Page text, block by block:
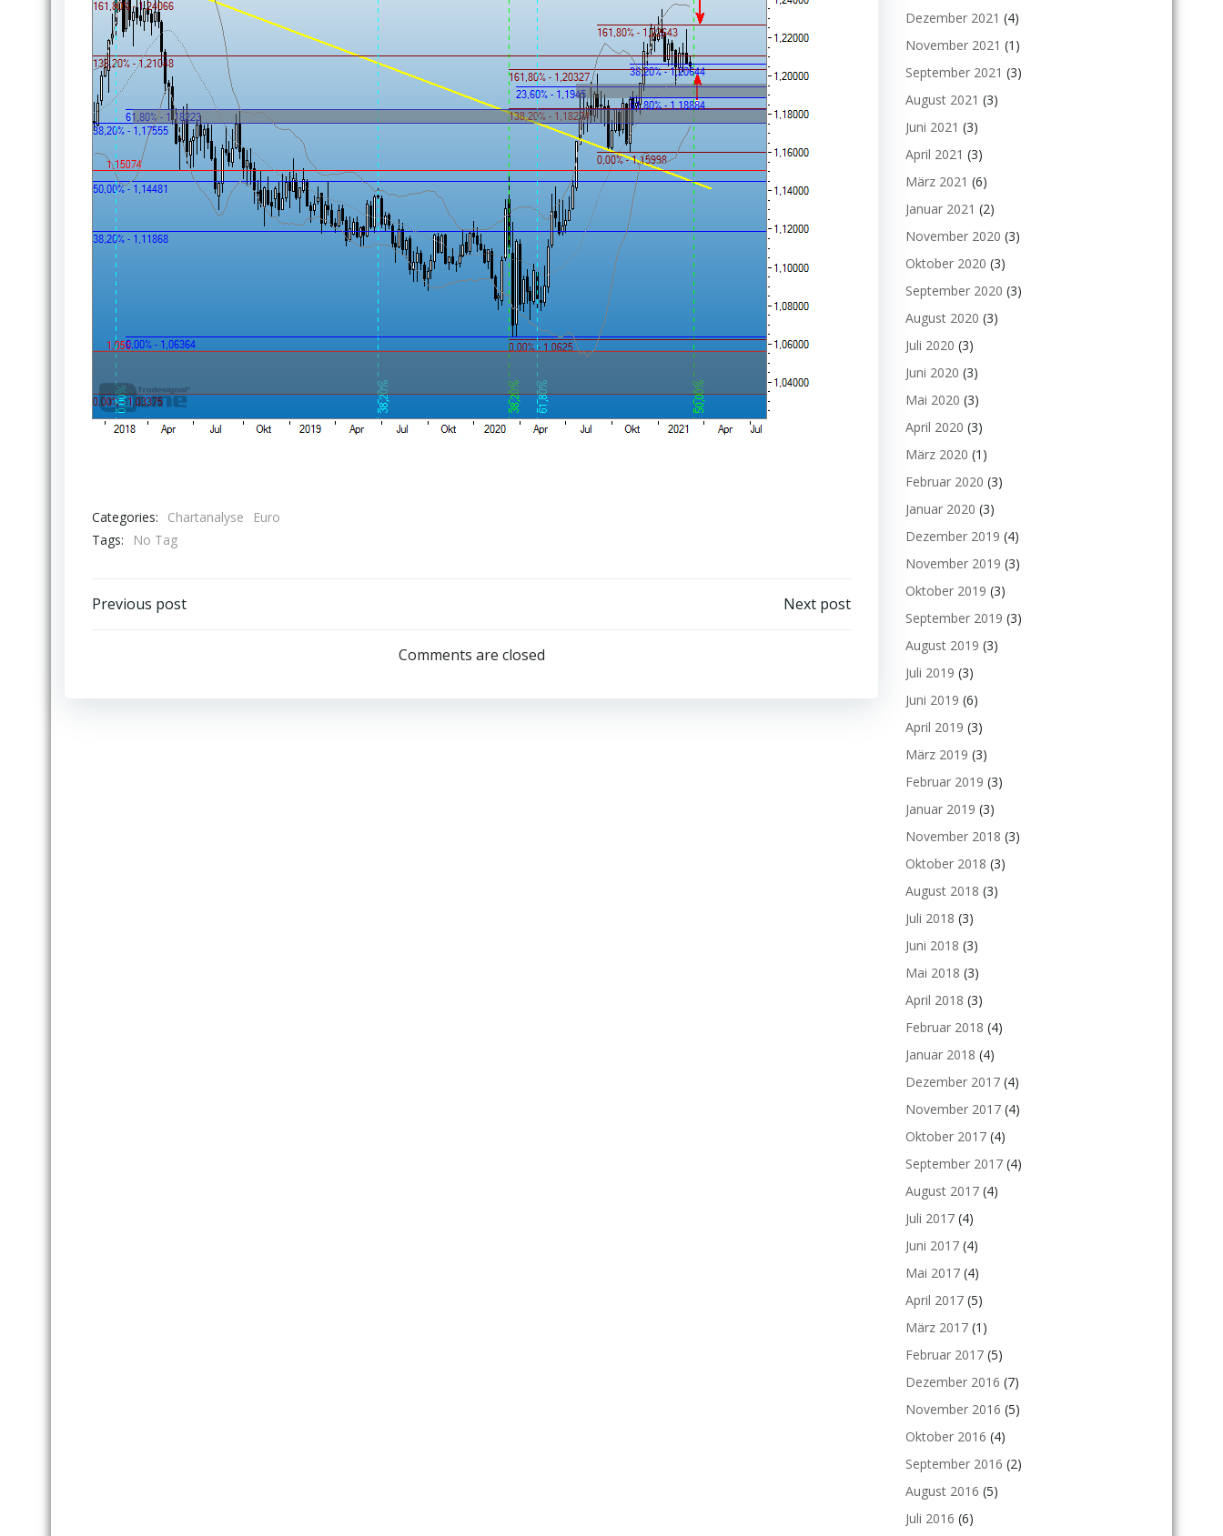
Categories: Chartanalyse
Euro
Tags:
No Tag
Post
Previous post
navigation
Next post
Comments are closed
Dezember 2021 (4)
November 2021 (1)
September 2021 (3)
August 2021 (3)
Juni 2021 (3)
April 2021 (3)
März 2021 (6)
Januar 2021 (2)
November 2020 (3)
Oktober 2020 (3)
September 2020 (3)
August 2020 (3)
Juli 2020 (3)
Juni 2020 (3)
Mai 2020 (3)
April 2020 (3)
März 2020 (1)
Februar 2020 (3)
Januar 2020 (3)
Dezember 2019 (4)
November 2019 (3)
Oktober 2019 (3)
September 2019 (3)
August 2019 (3)
Juli 2019 (3)
Juni 2019 (6)
April 2019 (3)
März 2019 (3)
Februar 2019 (3)
Januar 2019 (3)
November 2018 (3)
Oktober 2018 (3)
August 2018 (3)
Juli 2018 (3)
Juni 2018 (3)
Mai 2018 (3)
April 2018 (3)
Februar 2018 (4)
Januar 2018 (4)
Dezember 2017 (4)
November 2017 (4)
Oktober 2017 (4)
September 2017 (4)
August 2017 (4)
Juli 2017 (4)
Juni 2017 (4)
Mai 2017 (4)
April 2017 (5)
März 2017 (1)
Februar 2017 (5)
Dezember 2016 (7)
November 2016 (5)
Oktober 2016 (4)
September 2016 (2)
August 2016 (5)
Juli 2016 (6)